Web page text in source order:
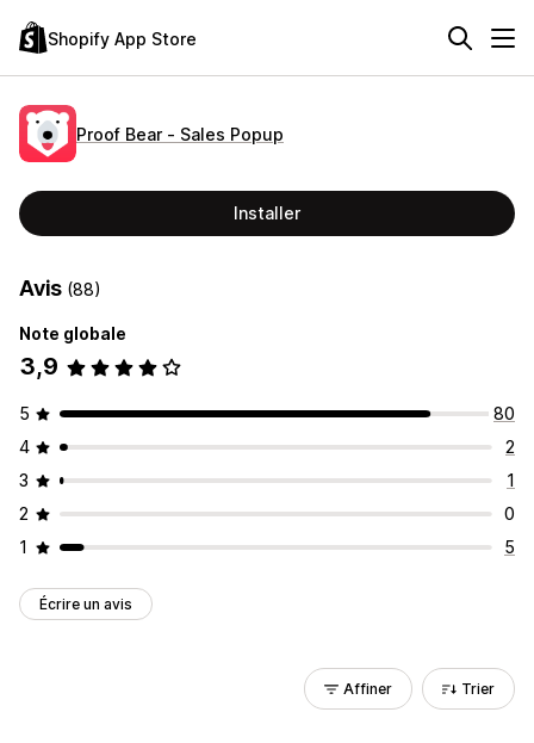
Shopify App Store
Proof Bear ‑ Sales Popup
Installer
Avis (88)
Note globale
3,9
5
80
4
2
3
1
2
0
1
5
Écrire un avis
Affiner Trier